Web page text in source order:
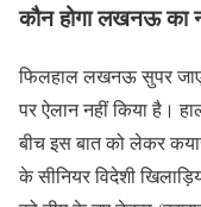
कौन होगा लखनऊ का
फिलहाल लखनऊ सुपर
पर ऐलान नहीं किया है।
बीच इस बात को लेकर
के सीनियर विदेशी